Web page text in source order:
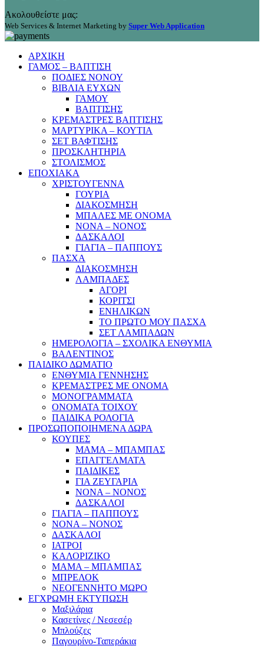
Ακολουθείστε μας:
Web Services & Internet Marketing by Super Web Application
ΑΡΧΙΚΗ
ΓΑΜΟΣ – ΒΑΠΤΙΣΗ
ΠΟΔΙΕΣ ΝΟΝΟΥ
ΒΙΒΛΙΑ ΕΥΧΩΝ
ΓΑΜΟΥ
ΒΑΠΤΙΣΗΣ
ΚΡΕΜΑΣΤΡΕΣ ΒΑΠΤΙΣΗΣ
ΜΑΡΤΥΡΙΚΑ – ΚΟΥΤΙΑ
ΣΕΤ ΒΑΦΤΙΣΗΣ
ΠΡΟΣΚΛΗΤΗΡΙΑ
ΣΤΟΛΙΣΜΟΣ
ΕΠΟΧΙΑΚΑ
ΧΡΙΣΤΟΥΓΕΝΝΑ
ΓΟΥΡΙΑ
ΔΙΑΚΟΣΜΗΣΗ
ΜΠΑΛΕΣ ΜΕ ΟΝΟΜΑ
ΝΟΝΑ – ΝΟΝΟΣ
ΔΑΣΚΑΛΟΙ
ΓΙΑΓΙΑ – ΠΑΠΠΟΥΣ
ΠΑΣΧΑ
ΔΙΑΚΟΣΜΗΣΗ
ΛΑΜΠΑΔΕΣ
ΑΓΟΡΙ
ΚΟΡΙΤΣΙ
ΕΝΗΛΙΚΩΝ
ΤΟ ΠΡΩΤΟ ΜΟΥ ΠΑΣΧΑ
ΣΕΤ ΛΑΜΠΑΔΩΝ
ΗΜΕΡΟΛΟΓΙΑ – ΣΧΟΛΙΚΑ ΕΝΘΥΜΙΑ
ΒΑΛΕΝΤΙΝΟΣ
ΠΑΙΔΙΚΟ ΔΩΜΑΤΙΟ
ΕΝΘΥΜΙΑ ΓΕΝΝΗΣΗΣ
ΚΡΕΜΑΣΤΡΕΣ ΜΕ ΟΝΟΜΑ
ΜΟΝΟΓΡΑΜΜΑΤΑ
ΟΝΟΜΑΤΑ ΤΟΙΧΟΥ
ΠΑΙΔΙΚΑ ΡΟΛΟΓΙΑ
ΠΡΟΣΩΠΟΠΟΙΗΜΕΝΑ ΔΩΡΑ
ΚΟΥΠΕΣ
ΜΑΜΑ – ΜΠΑΜΠΑΣ
ΕΠΑΓΓΕΛΜΑΤΑ
ΠΑΙΔΙΚΕΣ
ΓΙΑ ΖΕΥΓΑΡΙΑ
ΝΟΝΑ – ΝΟΝΟΣ
ΔΑΣΚΑΛΟΙ
ΓΙΑΓΙΑ – ΠΑΠΠΟΥΣ
ΝΟΝΑ – ΝΟΝΟΣ
ΔΑΣΚΑΛΟΙ
ΙΑΤΡΟΙ
ΚΑΛΟΡΙΖΙΚΟ
ΜΑΜΑ – ΜΠΑΜΠΑΣ
ΜΠΡΕΛΟΚ
ΝΕΟΓΕΝΝΗΤΟ ΜΩΡΟ
ΕΓΧΡΩΜΗ ΕΚΤΥΠΩΣΗ
Μαξιλάρια
Κασετίνες / Νεσεσέρ
Μπλούζες
Παγουρίνο-Ταπεράκια